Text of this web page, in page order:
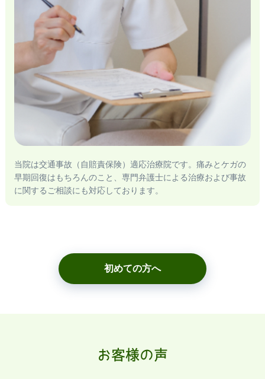
当院は交通事故（自賠責保険）適応治療院です。痛みとケガの
早期回復はもちろんのこと、専門弁護士による治療および事故
に関するご相談にも対応しております。
初めての方へ
お客様の声